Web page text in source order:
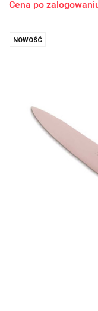
Cena po
NOWOŚĆ